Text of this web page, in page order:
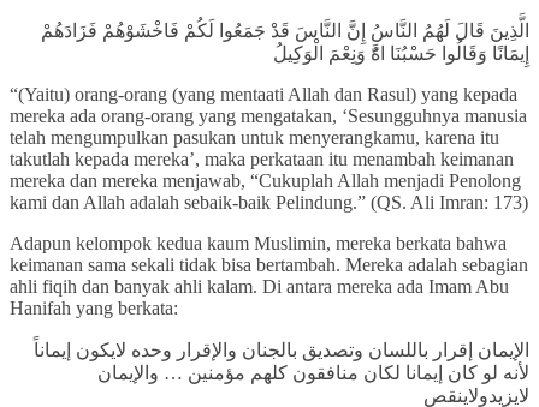
الَّذِينَ قَالَ لَهُمُ النَّاسُ إِنَّ النَّاسَ قَدْ جَمَعُوا لَكُمْ فَاخْشَوْهُمْ فَزَادَهُمْ
إِيمَانًا وَقَالُوا حَسْبُنَا اهَُّ وَنِعْمَ الْوَكِيلُ
“(Yaitu) orang-orang (yang mentaati Allah dan Rasul) yang kepada
mereka ada orang-orang yang mengatakan, ‘Sesungguhnya manusia
telah mengumpulkan pasukan untuk menyerangkamu, karena itu
takutlah kepada mereka’, maka perkataan itu menambah keimanan
mereka dan mereka menjawab, “Cukuplah Allah menjadi Penolong
kami dan Allah adalah sebaik-baik Pelindung.” (QS. Ali Imran: 173)
Adapun kelompok kedua kaum Muslimin, mereka berkata bahwa
keimanan sama sekali tidak bisa bertambah. Mereka adalah sebagian
ahli fiqih dan banyak ahli kalam. Di antara mereka ada Imam Abu
Hanifah yang berkata:
الإيمان إقرار باللسان وتصديق بالجنان والإقرار وحده لايكون إيماناً
لأنه لو كان إيمانا لكان منافقون كلهم مؤمنين … والإيمان
لايزيدولاينقص